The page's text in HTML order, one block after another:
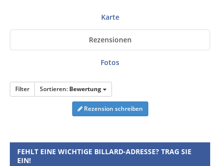
Karte
Rezensionen
Fotos
Filter Sortieren: Bewertung
Rezension schreiben
FEHLT EINE WICHTIGE BILLARD-ADRESSE? TRAG SIE
EIN!